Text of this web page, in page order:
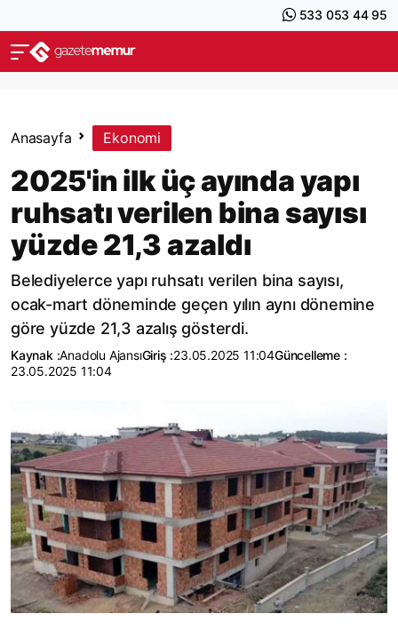
533 053 44 95
Anasayfa Ekonomi
2025'in ilk üç ayında yapı
ruhsatı verilen bina sayısı
yüzde 21,3 azaldı
Belediyelerce yapı ruhsatı verilen bina sayısı,
ocak-mart döneminde geçen yılın aynı dönemine
göre yüzde 21,3 azalış gösterdi.
Kaynak :Anadolu AjansıGiriş :23.05.2025 11:04Güncelleme :
23.05.2025 11:04